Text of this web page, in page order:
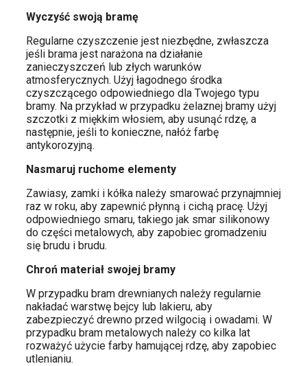
Wyczyść swoją bramę
Regularne czyszczenie jest niezbędne, zwłaszcza
jeśli brama jest narażona na działanie
zanieczyszczeń lub złych warunków
atmosferycznych. Użyj łagodnego środka
czyszczącego odpowiedniego dla Twojego typu
bramy. Na przykład w przypadku żelaznej bramy użyj
szczotki z miękkim włosiem, aby usunąć rdzę, a
następnie, jeśli to konieczne, nałóż farbę
antykorozyjną.
Nasmaruj ruchome elementy
Zawiasy, zamki i kółka należy smarować przynajmniej
raz w roku, aby zapewnić płynną i cichą pracę. Użyj
odpowiedniego smaru, takiego jak smar silikonowy
do części metalowych, aby zapobiec gromadzeniu
się brudu i brudu.
Chroń materiał swojej bramy
W przypadku bram drewnianych należy regularnie
nakładać warstwę bejcy lub lakieru, aby
zabezpieczyć drewno przed wilgocią i owadami. W
przypadku bram metalowych należy co kilka lat
rozważyć użycie farby hamującej rdzę, aby zapobiec
utlenianiu.